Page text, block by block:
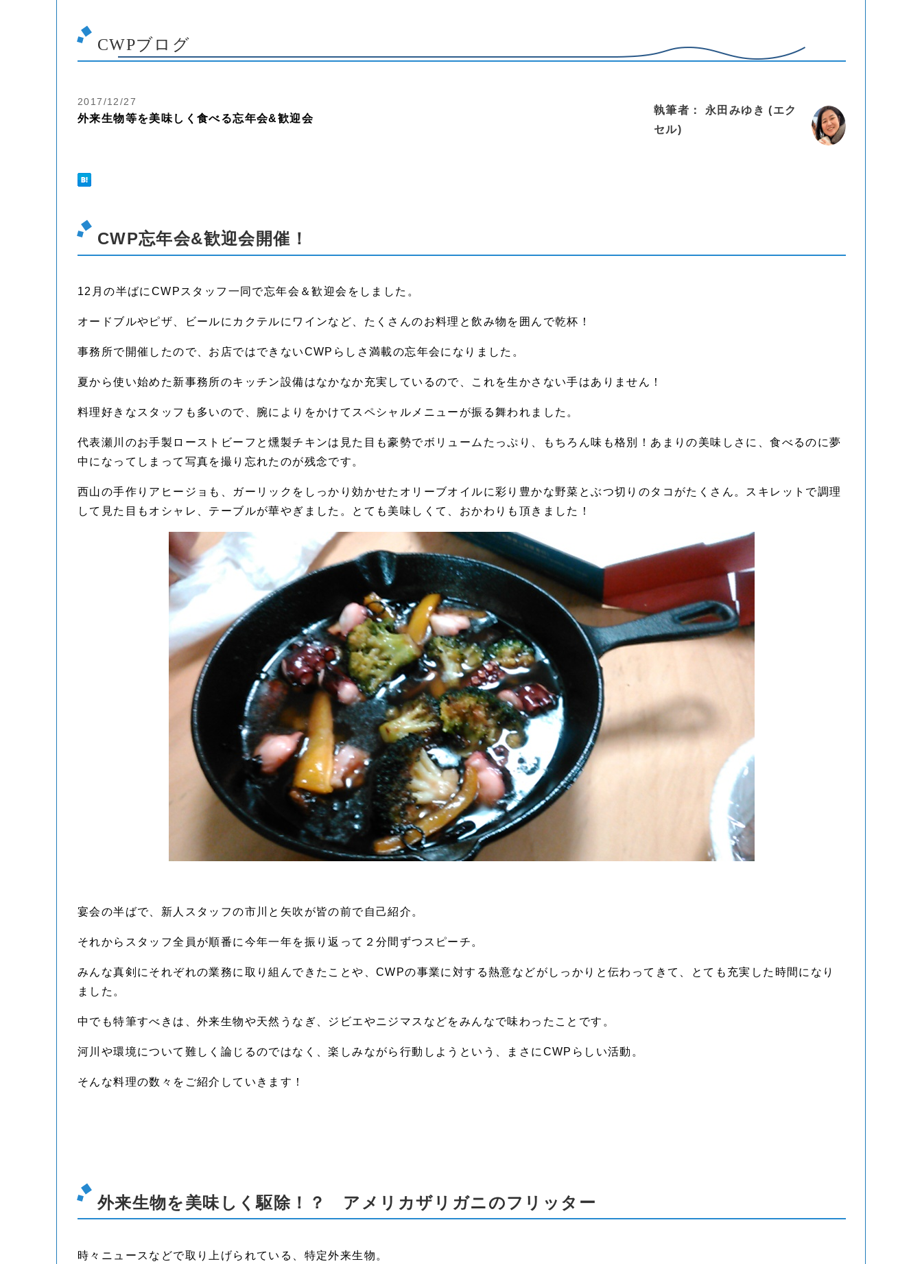
CWPブログ
2017/12/27
外来生物等を美味しく食べる忘年会&歓迎会
執筆者： 永田みゆき (エク
セル)
CWP忘年会&歓迎会開催！
12月の半ばにCWPスタッフ一同で忘年会＆歓迎会をしました。
オードブルやピザ、ビールにカクテルにワインなど、たくさんのお料理と飲み物を囲んで乾杯！
事務所で開催したので、お店ではできないCWPらしさ満載の忘年会になりました。
夏から使い始めた新事務所のキッチン設備はなかなか充実しているので、これを生かさない手はありません！
料理好きなスタッフも多いので、腕によりをかけてスペシャルメニューが振る舞われました。
代表瀬川のお手製ローストビーフと燻製チキンは見た目も豪勢でボリュームたっぷり、もちろん味も格別！あまりの美味しさに、食べるのに夢
中になってしまって写真を撮り忘れたのが残念です。
西山の手作りアヒージョも、ガーリックをしっかり効かせたオリーブオイルに彩り豊かな野菜とぶつ切りのタコがたくさん。スキレットで調理
して見た目もオシャレ、テーブルが華やぎました。とても美味しくて、おかわりも頂きました！
宴会の半ばで、新人スタッフの市川と矢吹が皆の前で自己紹介。
それからスタッフ全員が順番に今年一年を振り返って２分間ずつスピーチ。
みんな真剣にそれぞれの業務に取り組んできたことや、CWPの事業に対する熱意などがしっかりと伝わってきて、とても充実した時間になり
ました。
中でも特筆すべきは、外来生物や天然うなぎ、ジビエやニジマスなどをみんなで味わったことです。
河川や環境について難しく論じるのではなく、楽しみながら行動しようという、まさにCWPらしい活動。
そんな料理の数々をご紹介していきます！
外来生物を美味しく駆除！？ アメリカザリガニのフリッター
時々ニュースなどで取り上げられている、特定外来生物。